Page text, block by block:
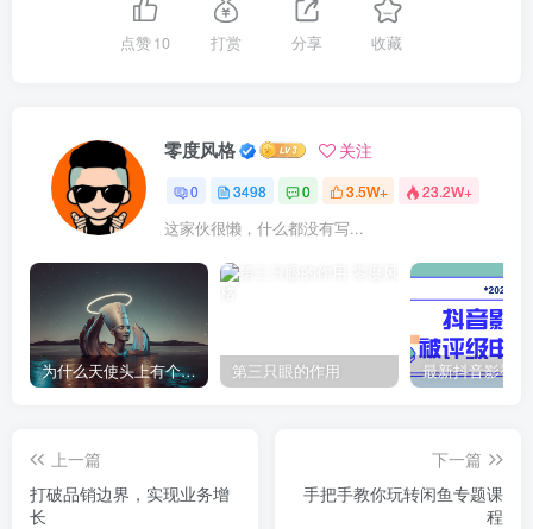
点赞10 打赏 分享 收藏
零度风格 关注
0 3498 0 3.5W+ 23.2W+
这家伙很懒，什么都没有写...
为什么天使头上有个圈？ 第三只眼的作用
上一篇
打破品销边界，实现业务增
长
下一篇
手把手教你玩转闲鱼专题课
程